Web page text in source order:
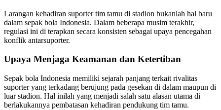
Larangan kehadiran suporter tim tamu di stadion bukanlah hal baru
dalam sepak bola Indonesia. Dalam beberapa musim terakhir,
regulasi ini di terapkan secara konsisten sebagai upaya pencegahan
konflik antarsuporter.
Upaya Menjaga Keamanan dan Ketertiban
Sepak bola Indonesia memiliki sejarah panjang terkait rivalitas
suporter yang terkadang berujung pada gesekan di dalam maupun di
luar stadion. Hal inilah yang menjadi salah satu alasan utama di
berlakukannya pembatasan kehadiran pendukung tim tamu.